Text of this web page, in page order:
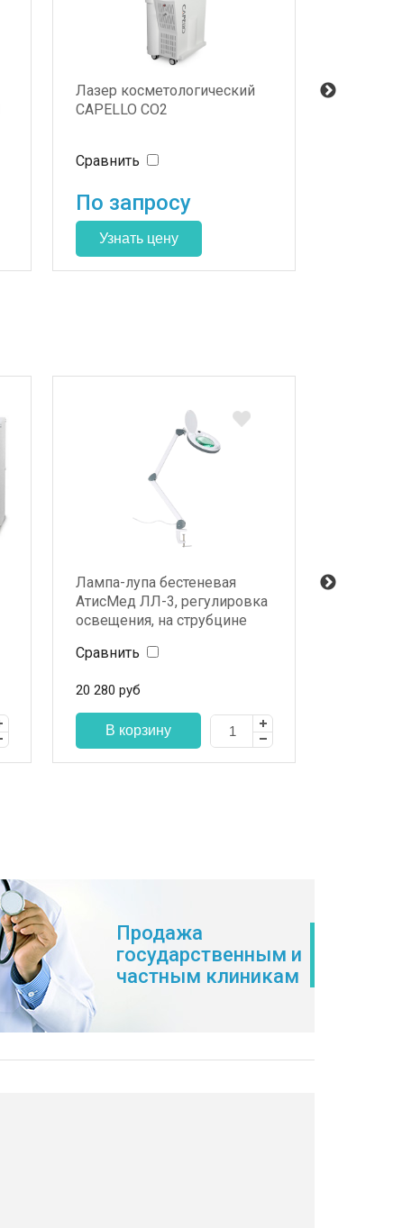
Лазер косметологический
CAPELLO СО2
Сравнить
По запросу
Лампа-лупа бестеневая
АтисМед ЛЛ-3, регулировка
освещения, на струбцине
Сравнить
20 280 руб
Продажа
государственным и
частным клиникам